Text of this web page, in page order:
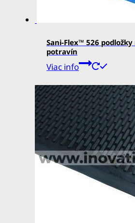
Sani-Flex™ 526
potravín
Viac info